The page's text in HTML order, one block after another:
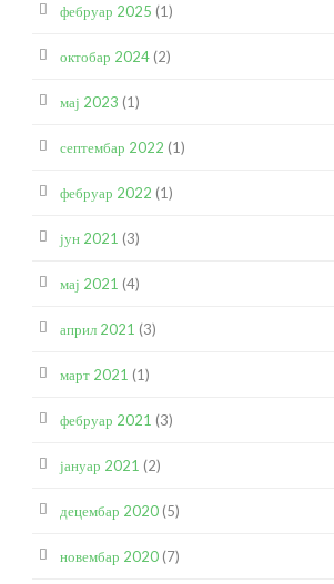
фебруар 2025 (1)
октобар 2024 (2)
мај 2023 (1)
септембар 2022 (1)
фебруар 2022 (1)
јун 2021 (3)
мај 2021 (4)
април 2021 (3)
март 2021 (1)
фебруар 2021 (3)
јануар 2021 (2)
децембар 2020 (5)
новембар 2020 (7)